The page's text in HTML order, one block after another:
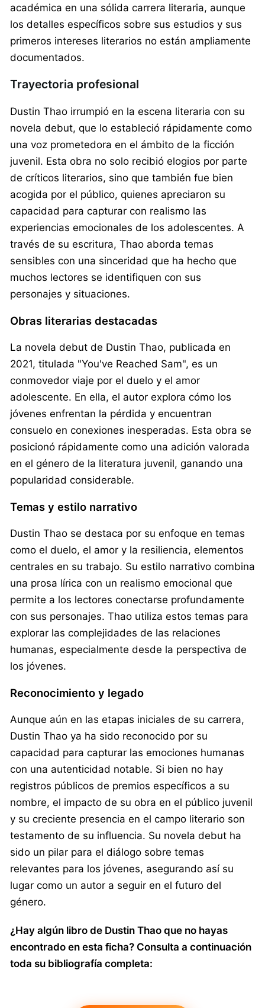
académica en una sólida carrera literaria, aunque
los detalles específicos sobre sus estudios y sus
primeros intereses literarios no están ampliamente
documentados.
Trayectoria profesional
Dustin Thao irrumpió en la escena literaria con su
novela debut, que lo estableció rápidamente como
una voz prometedora en el ámbito de la ficción
juvenil. Esta obra no solo recibió elogios por parte
de críticos literarios, sino que también fue bien
acogida por el público, quienes apreciaron su
capacidad para capturar con realismo las
experiencias emocionales de los adolescentes. A
través de su escritura, Thao aborda temas
sensibles con una sinceridad que ha hecho que
muchos lectores se identifiquen con sus
personajes y situaciones.
Obras literarias destacadas
La novela debut de Dustin Thao, publicada en
2021, titulada "You've Reached Sam", es un
conmovedor viaje por el duelo y el amor
adolescente. En ella, el autor explora cómo los
jóvenes enfrentan la pérdida y encuentran
consuelo en conexiones inesperadas. Esta obra se
posicionó rápidamente como una adición valorada
en el género de la literatura juvenil, ganando una
popularidad considerable.
Temas y estilo narrativo
Dustin Thao se destaca por su enfoque en temas
como el duelo, el amor y la resiliencia, elementos
centrales en su trabajo. Su estilo narrativo combina
una prosa lírica con un realismo emocional que
permite a los lectores conectarse profundamente
con sus personajes. Thao utiliza estos temas para
explorar las complejidades de las relaciones
humanas, especialmente desde la perspectiva de
los jóvenes.
Reconocimiento y legado
Aunque aún en las etapas iniciales de su carrera,
Dustin Thao ya ha sido reconocido por su
capacidad para capturar las emociones humanas
con una autenticidad notable. Si bien no hay
registros públicos de premios específicos a su
nombre, el impacto de su obra en el público juvenil
y su creciente presencia en el campo literario son
testamento de su influencia. Su novela debut ha
sido un pilar para el diálogo sobre temas
relevantes para los jóvenes, asegurando así su
lugar como un autor a seguir en el futuro del
género.
¿Hay algún libro de Dustin Thao que no hayas
encontrado en esta ficha? Consulta a continuación
toda su bibliografía completa: